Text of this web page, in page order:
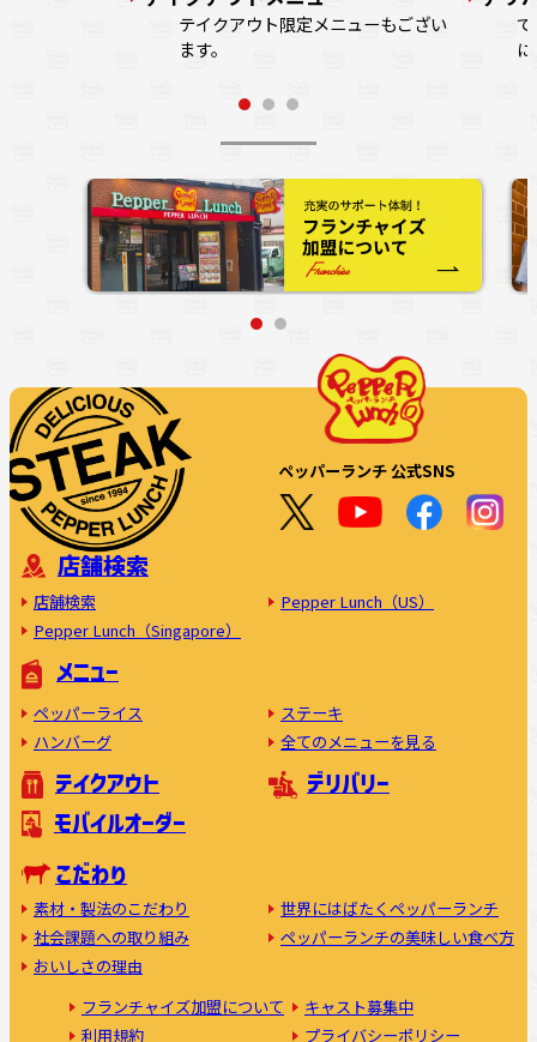
テイクアウト限定メニューもござい
ます。
ペッパーランチ 公式SNS
店舗検索
店舗検索
Pepper Lunch（US）
Pepper Lunch（Singapore）
メニュー
ペッパーライス
ステーキ
ハンバーグ
全てのメニューを見る
テイクアウト
デリバリー
モバイルオーダー
こだわり
素材・製法のこだわり
世界にはばたくペッパーランチ
社会課題への取り組み
ペッパーランチの美味しい食べ方
おいしさの理由
フランチャイズ加盟について
キャスト募集中
利用規約
プライバシーポリシー